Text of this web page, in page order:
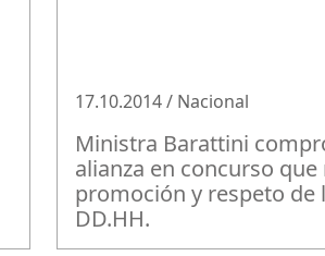
17.10.2014 / Nacional
Ministra Barattini
alianza en concurso que
promoción y respeto de
DD.HH.